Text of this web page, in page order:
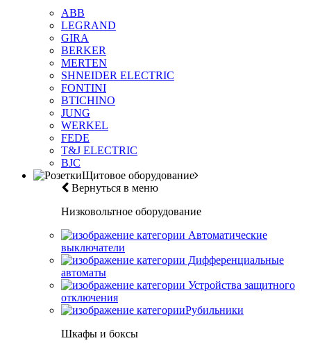
ABB
LEGRAND
GIRA
BERKER
MERTEN
SHNEIDER ELECTRIC
FONTINI
BTICHINO
JUNG
WERKEL
FEDE
T&J ELECTRIC
BJC
Щитовое оборудование
Вернуться в меню
Низковольтное оборудование
Автоматические
выключатели
Дифференциальные
автоматы
Устройства защитного
отключения
Рубильники
Шкафы и боксы